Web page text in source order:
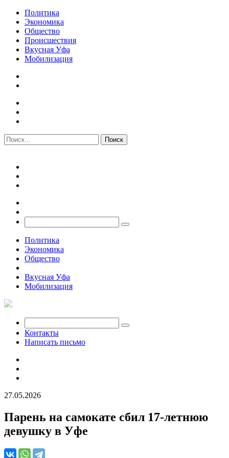
Политика
Экономика
Общество
Происшествия
Вкусная Уфа
Мобилизация
Политика
Экономика
Общество
Вкусная Уфа
Мобилизация
Контакты
Написать письмо
27.05.2026
Парень на самокате сбил 17-летнюю
девушку в Уфе